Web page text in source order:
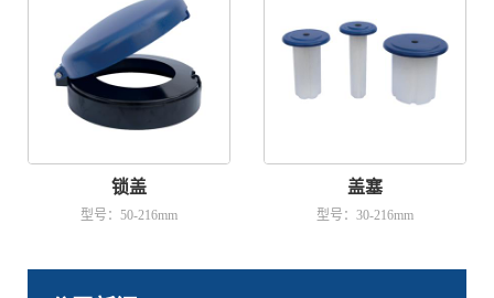
锁盖
型号：50-216mm
盖塞
型号：30-216mm